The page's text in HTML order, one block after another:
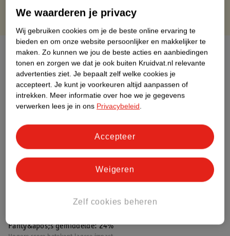
Over dit product
Productinformatie
Etiketinformatie
Nature Impact Score
Rood (-) = hoge impact op het milieu.
Groen (+) = lage impact op het milieu.
Gebaseerd op wereldwijde
Panty&apos;s gemiddelde: 24%
We waarderen je privacy
Wij gebruiken cookies om je de beste online ervaring te
bieden en om onze website persoonlijker en makkelijker te
maken. Zo kunnen we jou de beste acties en aanbiedingen
tonen en zorgen we dat je ook buiten Kruidvat.nl relevante
advertenties ziet. Je bepaalt zelf welke cookies je
accepteert. Je kunt je voorkeuren altijd aanpassen of
intrekken. Meer informatie over hoe we je gegevens
verwerken lees je in ons Privacybeleid.
Zelf cookies beheren
Weigeren
Accepteer